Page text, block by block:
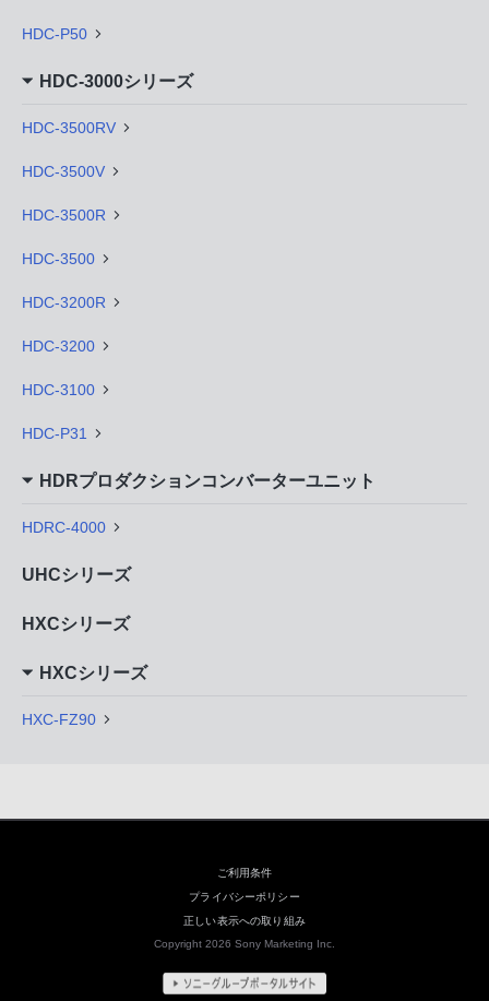
HDC-P50
HDC-3000シリーズ
HDC-3500RV
HDC-3500V
HDC-3500R
HDC-3500
HDC-3200R
HDC-3200
HDC-3100
HDC-P31
HDRプロダクションコンバーターユニット
HDRC-4000
UHCシリーズ
HXCシリーズ
HXCシリーズ
HXC-FZ90
ご利用条件
プライバシーポリシー
正しい表示への取り組み
Copyright 2026 Sony Marketing Inc.